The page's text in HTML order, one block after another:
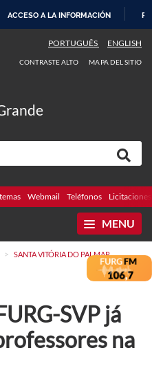
CONTENIDO
ACCESO A LA INFORMACIÓN
PORTUGUÊS ENGLISH
CONTRASTE ALTO MAPA DEL SITIO
Webmail Teléfonos Licitaciones
MENU
> SANTA VITÓRIA DO PALMAR
SVP já
na